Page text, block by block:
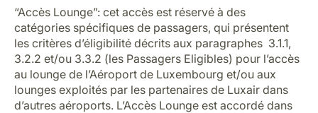
“Accès Lounge”: cet accès est réservé à des
catégories spécifiques de passagers, qui présentent
les critères d’éligibilité décrits aux paragraphes 3.1.1,
3.2.2 et/ou 3.3.2 (les Passagers Eligibles) pour l’accès
au lounge de l’Aéroport de Luxembourg et/ou aux
lounges exploités par les partenaires de Luxair dans
d’autres aéroports. L’Accès Lounge est accordé dans